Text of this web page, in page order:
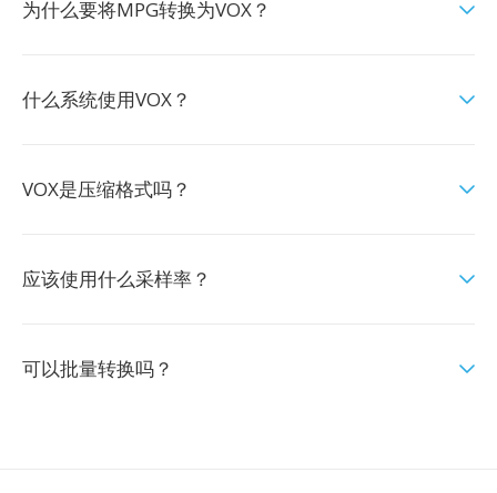
为什么要将MPG转换为VOX？
什么系统使用VOX？
VOX是压缩格式吗？
应该使用什么采样率？
可以批量转换吗？